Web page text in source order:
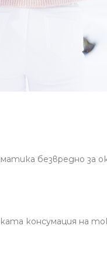
безвредно
консумация на